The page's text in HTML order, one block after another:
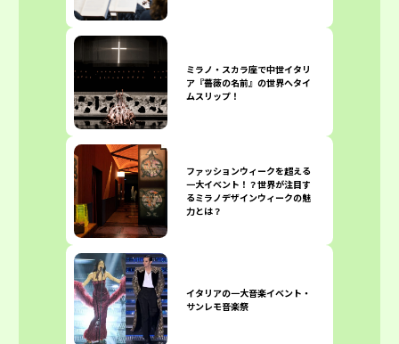
ミラノ・スカラ座で中世イタリ
ア『薔薇の名前』の世界へタイ
ムスリップ！
ファッションウィークを超える
一大イベント！？世界が注目す
るミラノデザインウィークの魅
力とは？
イタリアの一大音楽イベント・
サンレモ音楽祭